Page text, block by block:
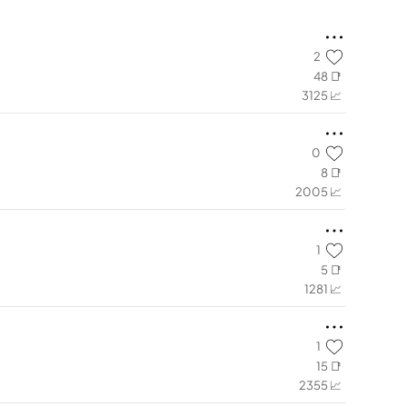
2
48 📑
3125 📈
0
8 📑
2005 📈
1
5 📑
1281 📈
1
15 📑
2355 📈